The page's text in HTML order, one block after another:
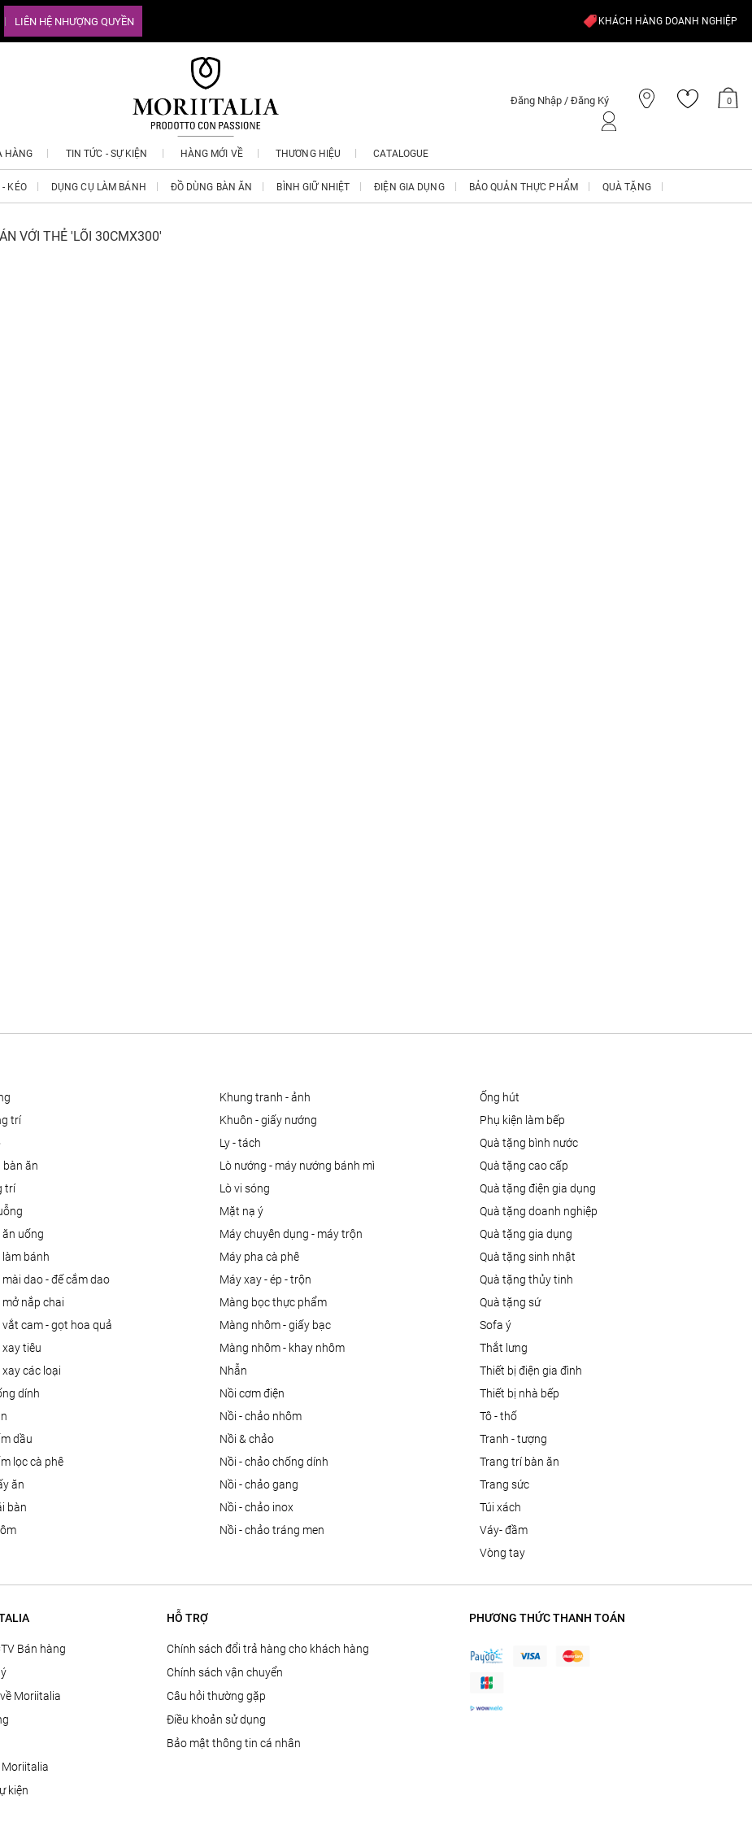
LIÊN HỆ NHƯỢNG QUYỀN KHÁCH HÀNG DOANH NGHIỆP
Đăng Nhập / Đăng Ký 0
HÀNG TIN TỨC - SỰ KIỆN HÀNG MỚI VỀ THƯƠNG HIỆU CATALOGUE
- KÉO DỤNG CỤ LÀM BÁNH ĐỒ DÙNG BÀN ĂN BÌNH GIỮ NHIỆT ĐIỆN GIA DỤNG BẢO QUẢN THỰC PHẨM QUÀ TẶNG
VỚI THẺ 'LÕI 30CMX300'
trí
bàn ăn
trí
ăn uống
làm bánh
mài dao - đế cắm dao
mở nắp chai
vắt cam - gọt hoa quả
xay tiêu
xay các loại
dính
dầu
lọc cà phê
ăn
bàn
khung tranh - ảnh
khuôn - giấy nướng
ly - tách
lò nướng - máy nướng bánh mì
lò vi sóng
mặt nạ ý
máy chuyên dụng - máy trộn
máy pha cà phê
máy xay - ép - trộn
màng bọc thực phẩm
màng nhôm - giấy bạc
màng nhôm - khay nhôm
nhẫn
nồi cơm điện
nồi - chảo nhôm
nồi & chảo
nồi - chảo chống dính
nồi - chảo gang
nồi - chảo inox
nồi - chảo tráng men
ống hút
phụ kiện làm bếp
quà tặng bình nước
quà tặng cao cấp
quà tặng điện gia dụng
quà tặng doanh nghiệp
quà tặng gia dụng
quà tặng sinh nhật
quà tặng thủy tinh
quà tặng sứ
sofa ý
thắt lưng
thiết bị điện gia đình
thiết bị nhà bếp
tô - thố
tranh - tượng
trang trí bàn ăn
trang sức
túi xách
váy- đầm
vòng tay
Bán hàng
Moriitalia
kiện
HỖ TRỢ
Chính sách đổi trả hàng cho khách hàng
Chính sách vận chuyển
Câu hỏi thường gặp
Điều khoản sử dụng
Bảo mật thông tin cá nhân
PHƯƠNG THỨC THANH TOÁN